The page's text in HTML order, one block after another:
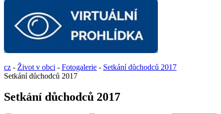
cz - Život v obci - Fotogalerie - Setkání důchodců 2017
Setkání důchodců 2017
Setkání důchodců 2017